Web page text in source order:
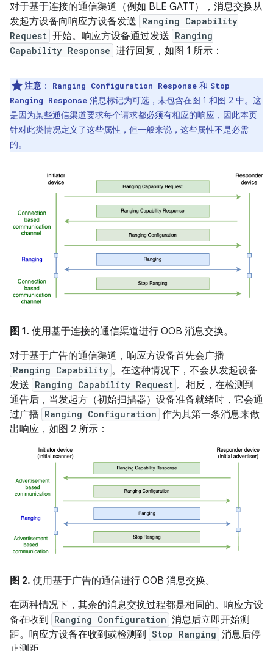
对于基于连接的通信渠道（例如 BLE GATT），消息交换从
发起方设备向响应方设备发送 Ranging Capability
Request 开始。响应方设备通过发送 Ranging
Capability Response 进行回复，如图 1 所示：
注意 ： Ranging Configuration Response 和 Stop
Ranging Response 消息标记为可选，未包含在图 1 和图 2 中。这
是因为某些通信渠道要求每个请求都必须有相应的响应，因此本页
针对此类情况定义了这些属性，但一般来说，这些属性不是必需
的。
图 1. 使用基于连接的通信渠道进行 OOB 消息交换。
对于基于广告的通信渠道，响应方设备首先会广播
Ranging Capability 。在这种情况下，不会从发起设备
发送 Ranging Capability Request 。相反，在检测到
通告后，当发起方（初始扫描器）设备准备就绪时，它会通
过广播 Ranging Configuration 作为其第一条消息来做
出响应，如图 2 所示：
图 2. 使用基于广告的通信进行 OOB 消息交换。
在两种情况下，其余的消息交换过程都是相同的。响应方设
备在收到 Ranging Configuration 消息后立即开始测
距。响应方设备在收到或检测到 Stop Ranging 消息后停